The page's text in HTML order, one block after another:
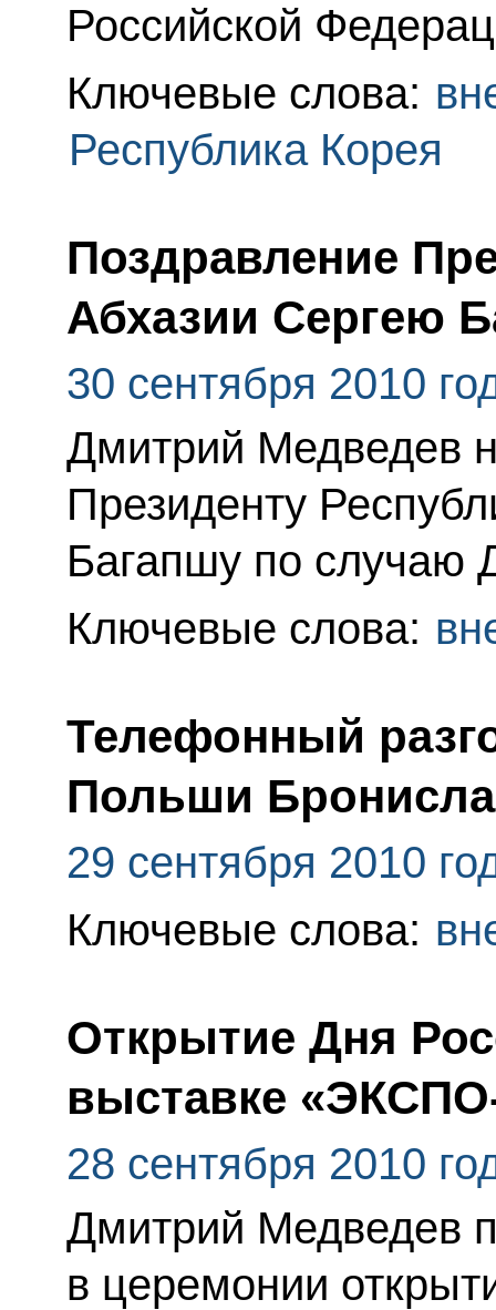
Российской
Ключевые слова:
Республика Корея
Поздравление
Абхазии Сергею
30 сентября 2010
Дмитрий Медведев
Президенту
Багапшу по случаю
Ключевые слова:
Телефонный
Польши
29 сентября 2010
Ключевые слова:
Открытие Дня
выставке
28 сентября 2010
Дмитрий Медведев
в церемонии